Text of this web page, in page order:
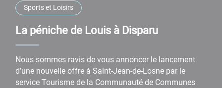
Sports et Loisirs
La péniche de Louis à Disparu
Nous sommes ravis de vous annoncer le lancement
d’une nouvelle offre à Saint-Jean-de-Losne par le
service Tourisme de la Communauté de Communes